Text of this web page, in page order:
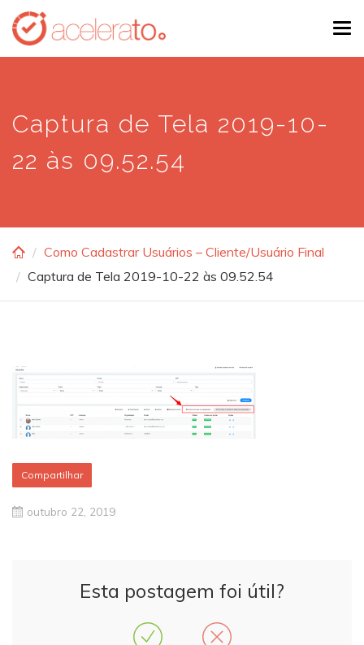
Skip
main
Captura de Tela 2019-10-
22 às 09.52.54
Como Cadastrar Usuários – Cliente/Usuário Final
Captura de Tela 2019-10-22 às 09.52.54
Compartilhar
outubro 22, 2019
Esta postagem foi útil?